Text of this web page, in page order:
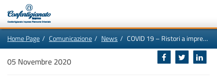
Vai
In
questa
di
navigazione
Home Page Comunicazione News COVID 19 – Ristori a imprese siano generalizzati con contributi a fondo perduto
05 Novembre 2020